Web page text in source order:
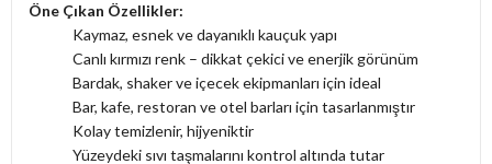
Öne Çıkan Özellikler:
Kaymaz, esnek ve dayanıklı kauçuk yapı
Canlı kırmızı renk – dikkat çekici ve enerjik görünüm
Bardak, shaker ve içecek ekipmanları için ideal
Bar, kafe, restoran ve otel barları için tasarlanmıştır
Kolay temizlenir, hijyeniktir
Yüzeydeki sıvı taşmalarını kontrol altında tutar